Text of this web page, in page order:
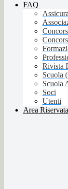
FAQ
Rivista
Scuola
Scuola
Soci
Utenti
Area Riservata